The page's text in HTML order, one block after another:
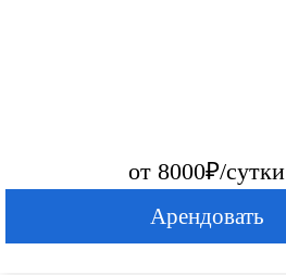
от 8000₽/сутки
Арендовать